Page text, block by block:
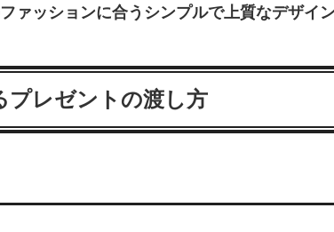
ァッションに合うシンプルで上質なデザイ
プレゼントの渡し方